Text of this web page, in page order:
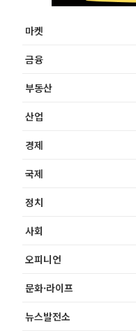
마켓
금융
부동산
산업
경제
국제
정치
사회
오피니언
문화·라이프
뉴스발전소